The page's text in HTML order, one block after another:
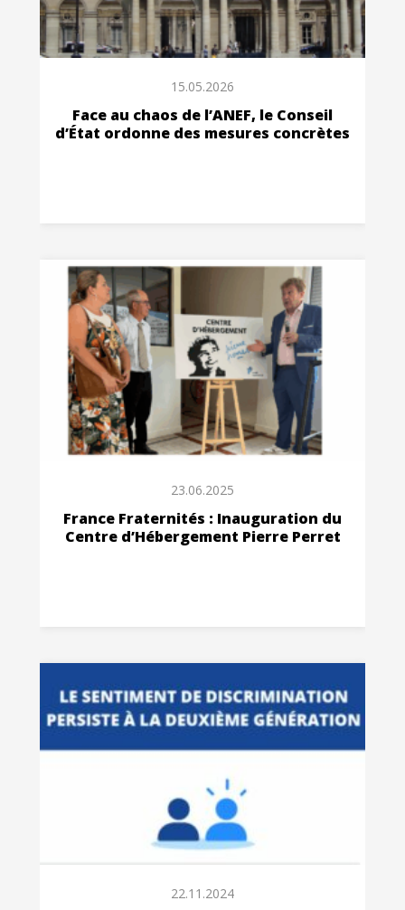
15.05.2026
Face au chaos de l’ANEF, le Conseil
d’État ordonne des mesures concrètes
23.06.2025
France Fraternités : Inauguration du
Centre d’Hébergement Pierre Perret
22.11.2024